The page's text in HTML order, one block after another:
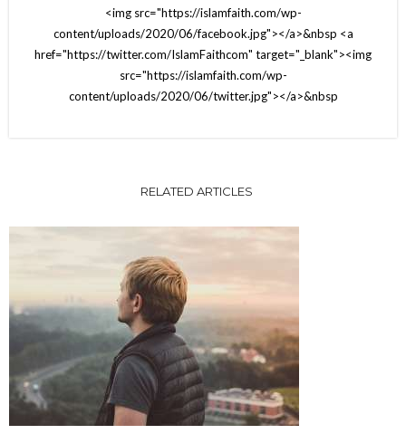
<img src="https://islamfaith.com/wp-
content/uploads/2020/06/facebook.jpg"></a>&nbsp <a
href="https://twitter.com/IslamFaithcom" target="_blank"><img
src="https://islamfaith.com/wp-
content/uploads/2020/06/twitter.jpg"></a>&nbsp
RELATED ARTICLES